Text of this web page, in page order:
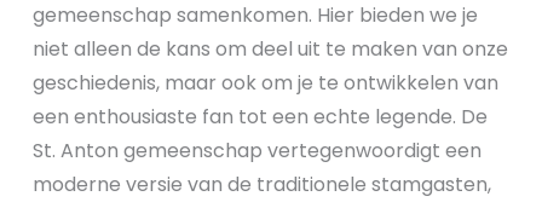
gemeenschap samenkomen. Hier bieden we je
niet alleen de kans om deel uit te maken van onze
geschiedenis, maar ook om je te ontwikkelen van
een enthousiaste fan tot een echte legende. De
St. Anton gemeenschap vertegenwoordigt een
moderne versie van de traditionele stamgasten,